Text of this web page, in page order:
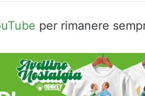
per rimanere